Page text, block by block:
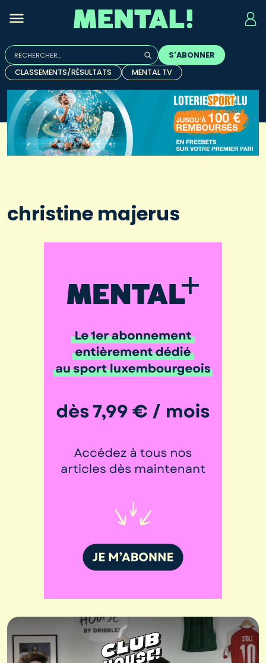
Rechercher :
Quand les résultats de l'auto-complétion sont
S'ABONNER
CLASSEMENTS/RÉSULTATS
MENTAL TV
christine majerus